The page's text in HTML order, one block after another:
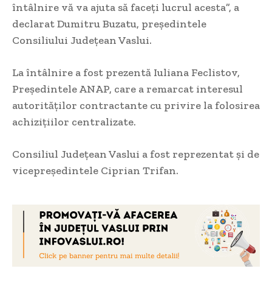
întâlnire vă va ajuta să faceți lucrul acesta”, a
declarat Dumitru Buzatu, președintele
Consiliului Județean Vaslui.
La întâlnire a fost prezentă Iuliana Feclistov,
Președintele ANAP, care a remarcat interesul
autorităților contractante cu privire la folosirea
achizițiilor centralizate.
Consiliul Județean Vaslui a fost reprezentat și de
vicepreședintele Ciprian Trifan.